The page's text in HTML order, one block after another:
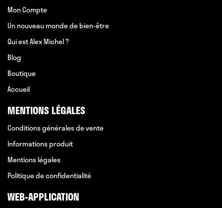
Mon Compte
Un nouveau monde de bien-être
Qui est Alex Michel ?
Blog
Boutique
Accueil
MENTIONS LÉGALES
Conditions générales de vente
Informations produit
Mentions légales
Politique de confidentialité
WEB-APPLICATION